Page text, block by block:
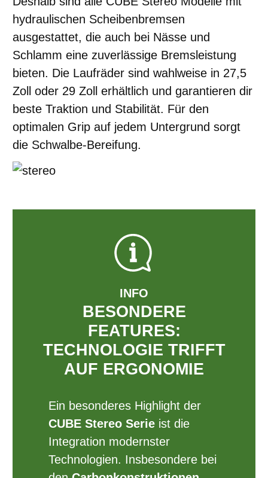
hydraulischen Scheibenbremsen
ausgestattet, die auch bei Nässe und
Schlamm eine zuverlässige Bremsleistung
bieten. Die Laufräder sind wahlweise in 27,5
Zoll oder 29 Zoll erhältlich und garantieren dir
beste Traktion und Stabilität. Für den
optimalen Grip auf jedem Untergrund sorgt
die Schwalbe-Bereifung.
INFO
BESONDERE
FEATURES:
TECHNOLOGIE TRIFFT
AUF ERGONOMIE
Ein besonderes Highlight der
CUBE Stereo Serie ist die
Integration modernster
Technologien. Insbesondere bei